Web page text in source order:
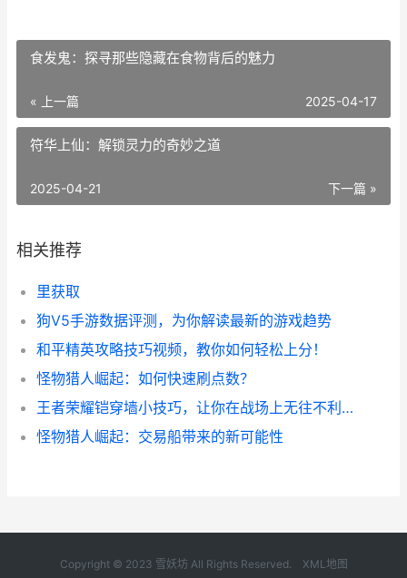
食发鬼：探寻那些隐藏在食物背后的魅力
« 上一篇 2025-04-17
符华上仙：解锁灵力的奇妙之道
下一篇 »
2025-04-21
相关推荐
里获取
狗V5手游数据评测，为你解读最新的游戏趋势
和平精英攻略技巧视频，教你如何轻松上分！
怪物猎人崛起：如何快速刷点数？
王者荣耀铠穿墙小技巧，让你在战场上无往不利！
怪物猎人崛起：交易船带来的新可能性
Copyright © 2023 雪妖坊 All Rights Reserved. XML地图